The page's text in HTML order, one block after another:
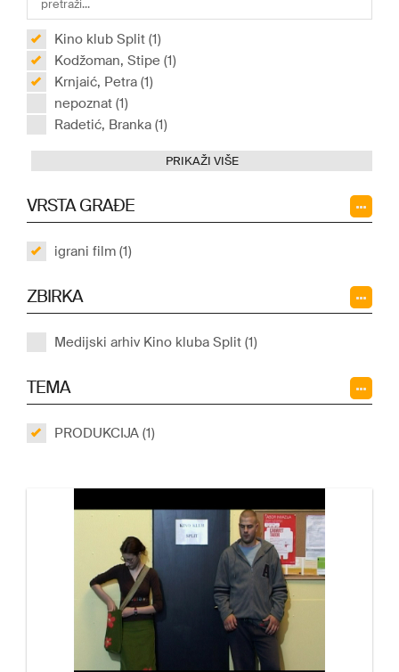
Kino klub Split (1)
Kodžoman, Stipe (1)
Krnjaić, Petra (1)
nepoznat (1)
Radetić, Branka (1)
PRIKAŽI VIŠE
VRSTA GRAĐE
igrani film (1)
ZBIRKA
Medijski arhiv Kino kluba Split (1)
TEMA
PRODUKCIJA (1)